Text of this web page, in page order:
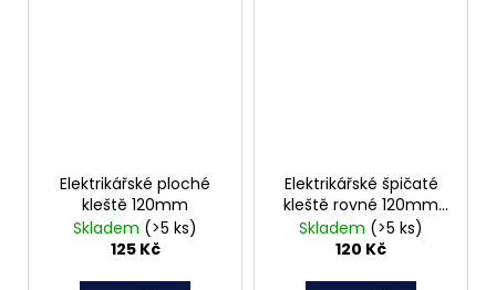
Elektrikářské ploché
kleště 120mm
Skladem (>5 ks)
125 Kč
Elektrikářské špičaté
kleště rovné 120mm
CONNEX
Skladem (>5 ks)
120 Kč